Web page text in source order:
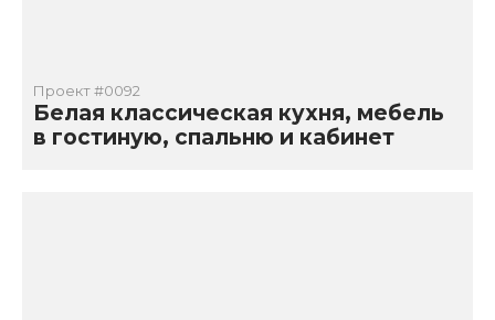
Проект #0092
Белая классическая кухня, мебель
в гостиную, спальню и кабинет